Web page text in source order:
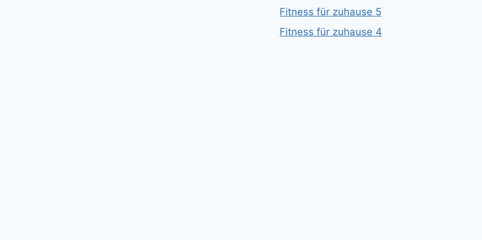
Fitness für zuhause 5
Fitness für zuhause 4